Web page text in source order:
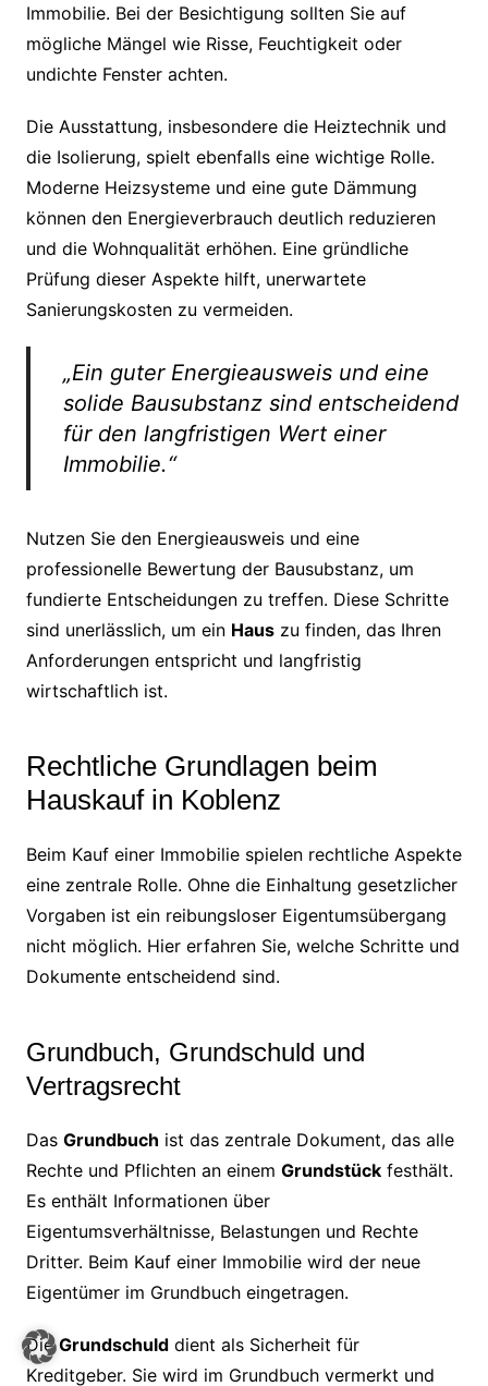
Immobilie. Bei der Besichtigung sollten Sie auf
mögliche Mängel wie Risse, Feuchtigkeit oder
undichte Fenster achten.
Die Ausstattung, insbesondere die Heiztechnik und
die Isolierung, spielt ebenfalls eine wichtige Rolle.
Moderne Heizsysteme und eine gute Dämmung
können den Energieverbrauch deutlich reduzieren
und die Wohnqualität erhöhen. Eine gründliche
Prüfung dieser Aspekte hilft, unerwartete
Sanierungskosten zu vermeiden.
„Ein guter Energieausweis und eine
solide Bausubstanz sind entscheidend
für den langfristigen Wert einer
Immobilie.“
Nutzen Sie den Energieausweis und eine
professionelle Bewertung der Bausubstanz, um
fundierte Entscheidungen zu treffen. Diese Schritte
sind unerlässlich, um ein Hauszu finden, das Ihren
Anforderungen entspricht und langfristig
wirtschaftlich ist.
Rechtliche Grundlagen beim
Hauskauf in Koblenz
Beim Kauf einer Immobilie spielen rechtliche Aspekte
eine zentrale Rolle. Ohne die Einhaltung gesetzlicher
Vorgaben ist ein reibungsloser Eigentumsübergang
nicht möglich. Hier erfahren Sie, welche Schritte und
Dokumente entscheidend sind.
Grundbuch, Grundschuld und
Vertragsrecht
Das Grundbuch ist das zentrale Dokument, das alle
Rechte und Pflichten an einem Grundstückfesthält.
Es enthält Informationen über
Eigentumsverhältnisse, Belastungen und Rechte
Dritter. Beim Kauf einer Immobilie wird der neue
Eigentümer im Grundbuch eingetragen.
DieGrundschulddient als Sicherheit für
Kreditgeber. Sie wird im Grundbuch vermerkt und